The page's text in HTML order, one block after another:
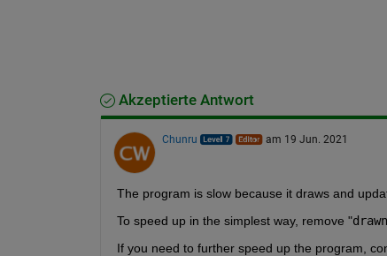
Akzeptierte Antwort
Chunru am 19 Jun. 2021
The program is slow because it draws and
To speed up in the simplest way, remove "
If you need to further speed up the program,